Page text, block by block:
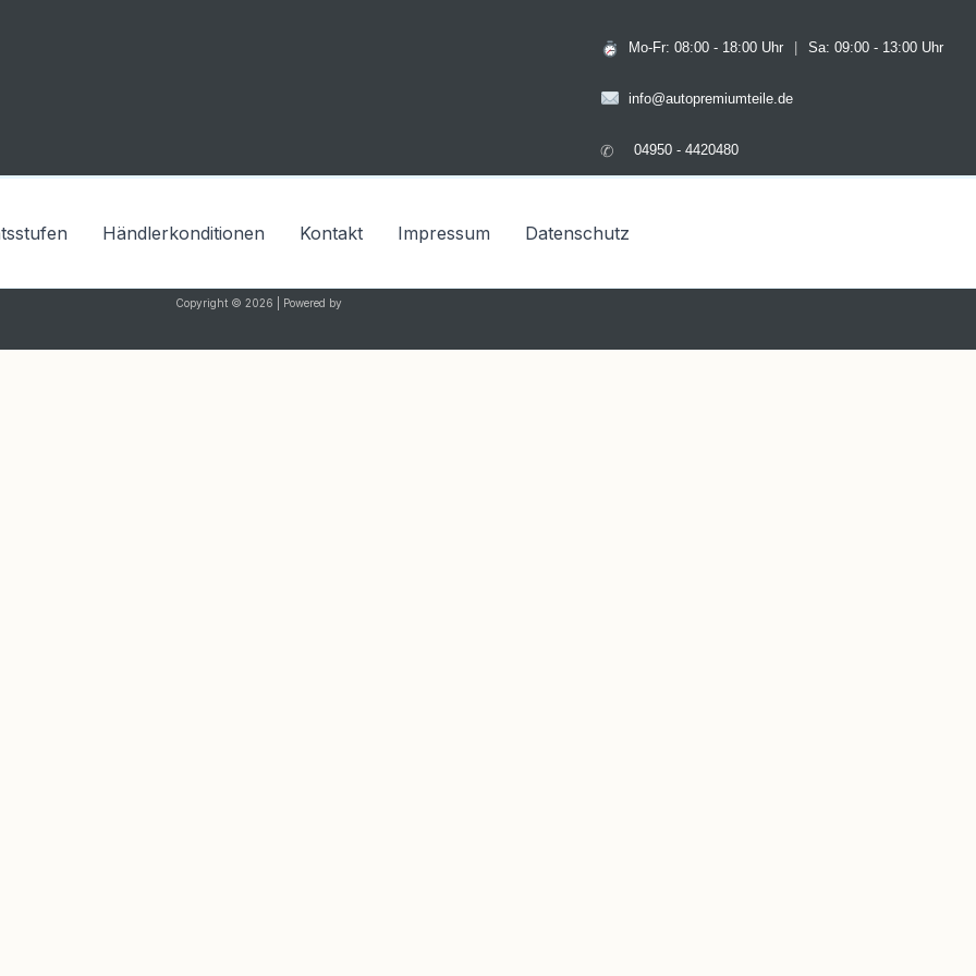
Mo-Fr: 08:00 - 18:00 Uhr Sa: 09:00 - 13:00 Uhr
info@autopremiumteile.de
✆ 04950 - 4420480
Händlerkonditionen Kontakt Impressum Datenschutz
Copyright © 2026 | Powered by